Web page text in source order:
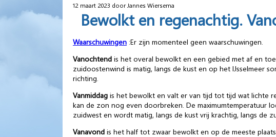
12 maart 2023 door Jannes Wiersema
Bewolkt en regenachtig.
Waarschuwingen :Er zijn momenteel geen waarschuwingen.
Vanochtend is het overal bewolkt en een gebied met af en
zuidoostenwind is matig, langs de kust en op het IJsselmeer
richting.
Vanmiddag is het bewolkt en valt er van tijd tot tijd wat lichte
kan de zon nog even doorbreken. De maximumtemperatuur
zuidwest en wordt matig, langs de kust vrij krachtig, langs de
Vanavond is het half tot zwaar bewolkt en op de meeste